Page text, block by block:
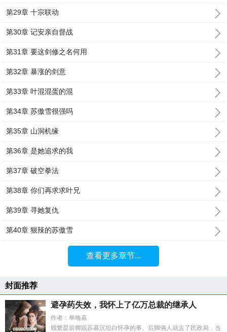
第29章 十宗联动
第30章 记安亲自督战
第31章 要这剑修之名何用
第32章 暴涨的剑意
第33章 叶混混蛋的混
第34章 苏傲雪很强吗
第35章 山洞机缘
第36章 是她追求的我
第37章 破空拳法
第38章 你们再求求叶兄
第39章 寻她复仇
第40章 狠辣的苏傲雪
查看更多章节...
封面推荐
避孕药失效，我怀上了亿万总裁的继承人
作者：单晚嘉
顾繁星前脚跟苏暮沉坦白怀孕的事。后脚俩人就去了民政局，当